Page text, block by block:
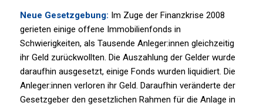
Neue Gesetzgebung: Im Zuge der Finanzkrise 2008
gerieten einige offene Immobilienfonds in
Schwierigkeiten, als Tausende Anleger:innen gleichzeitig
ihr Geld zurückwollten. Die Auszahlung der Gelder wurde
daraufhin ausgesetzt, einige Fonds wurden liquidiert. Die
Anleger:innen verloren ihr Geld. Daraufhin veränderte der
Gesetzgeber den gesetzlichen Rahmen für die Anlage in